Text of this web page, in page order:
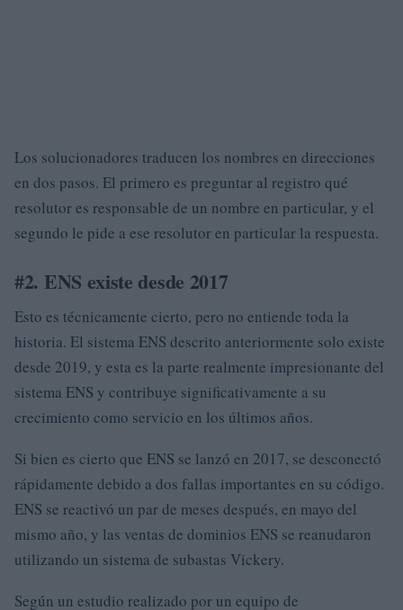
Los solucionadores traducen los nombres en direcciones
en dos pasos. El primero es preguntar al registro qué
resolutor es responsable de un nombre en particular, y el
segundo le pide a ese resolutor en particular la respuesta.
#2. ENS existe desde 2017
Esto es técnicamente cierto, pero no entiende toda la
historia. El sistema ENS descrito anteriormente solo existe
desde 2019, y esta es la parte realmente impresionante del
sistema ENS y contribuye significativamente a su
crecimiento como servicio en los últimos años.
Si bien es cierto que ENS se lanzó en 2017, se desconectó
rápidamente debido a dos fallas importantes en su código.
ENS se reactivó un par de meses después, en mayo del
mismo año, y las ventas de dominios ENS se reanudaron
utilizando un sistema de subastas Vickery.
Según un estudio realizado por un equipo de